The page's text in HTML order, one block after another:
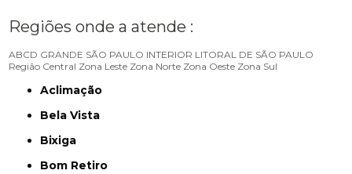
Regiões onde a atende :
ABCD GRANDE SÃO PAULO INTERIOR LITORAL DE SÃO PAULO
Região Central Zona Leste Zona Norte Zona Oeste Zona Sul
Aclimação
Bela Vista
Bixiga
Bom Retiro